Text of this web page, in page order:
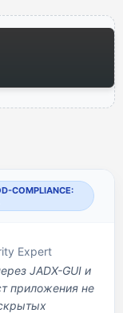
COMPLIANCE:
Expert
JADX-GUI и
приложения не